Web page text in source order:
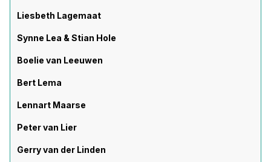
Liesbeth Lagemaat
Synne Lea & Stian Hole
Boelie van Leeuwen
Bert Lema
Lennart Maarse
Peter van Lier
Gerry van der Linden